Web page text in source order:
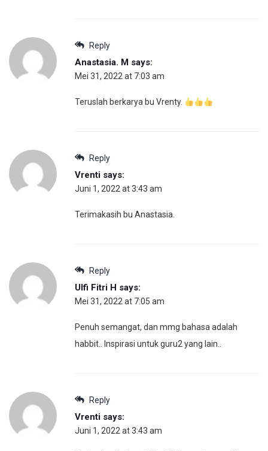
Reply
Anastasia. M says:
Mei 31, 2022 at 7:03 am
Teruslah berkarya bu Vrenty.
Reply
Vrenti says:
Juni 1, 2022 at 3:43 am
Terimakasih bu Anastasia.
Reply
Ulfi Fitri H says:
Mei 31, 2022 at 7:05 am
Penuh semangat, dan mmg bahasa adalah
habbit.. Inspirasi untuk guru2 yang lain..
Reply
Vrenti says:
Juni 1, 2022 at 3:43 am